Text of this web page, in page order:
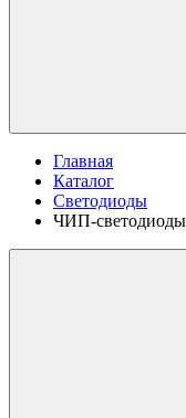
Главная
Каталог
Светодиоды
ЧИП-светодиоды